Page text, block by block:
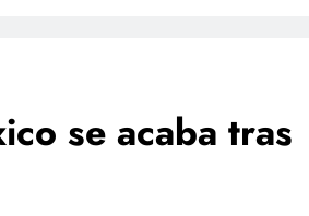
se acaba tras